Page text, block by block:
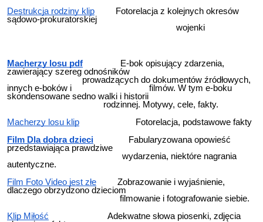
Destrukcja rodziny klip Fotorelacja z kolejnych okresów
sądowo-prokuratorskiej
wojenki
Macherzy losu pdf
E-bok opisujący zdarzenia,
zawierający szereg odnośników
prowadzących do dokumentów źródłowych,
innych e-boków i filmów. W tym e-boku
skondensowane sedno walki i historii
rodzinnej. Motywy, cele, fakty.
Macherzy losu klip Fotorelacja, podstawowe fakty
Film Dla dobra dzieci Fabularyzowana opowieść
przedstawiająca prawdziwe
wydarzenia, niektóre nagrania
autentyczne.
Film Foto Video jest złe Zobrazowanie i wyjaśnienie,
dlaczego obrzydzono dzieciom
filmowanie i fotografowanie siebie.
Klip Miłość Adekwatne słowa piosenki, zdjęcia